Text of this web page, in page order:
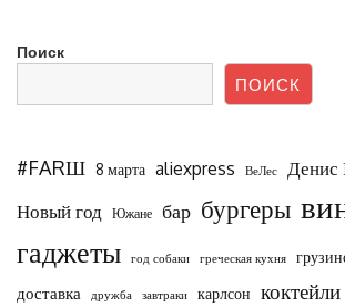
Поиск
ПОИСК
#FARШ 8 марта aliexpress ВеЛес Денис
Новый год Южане бар бургеры
гаджеты год собаки греческая кухня
доставка дружба завтраки карлсон коктейли